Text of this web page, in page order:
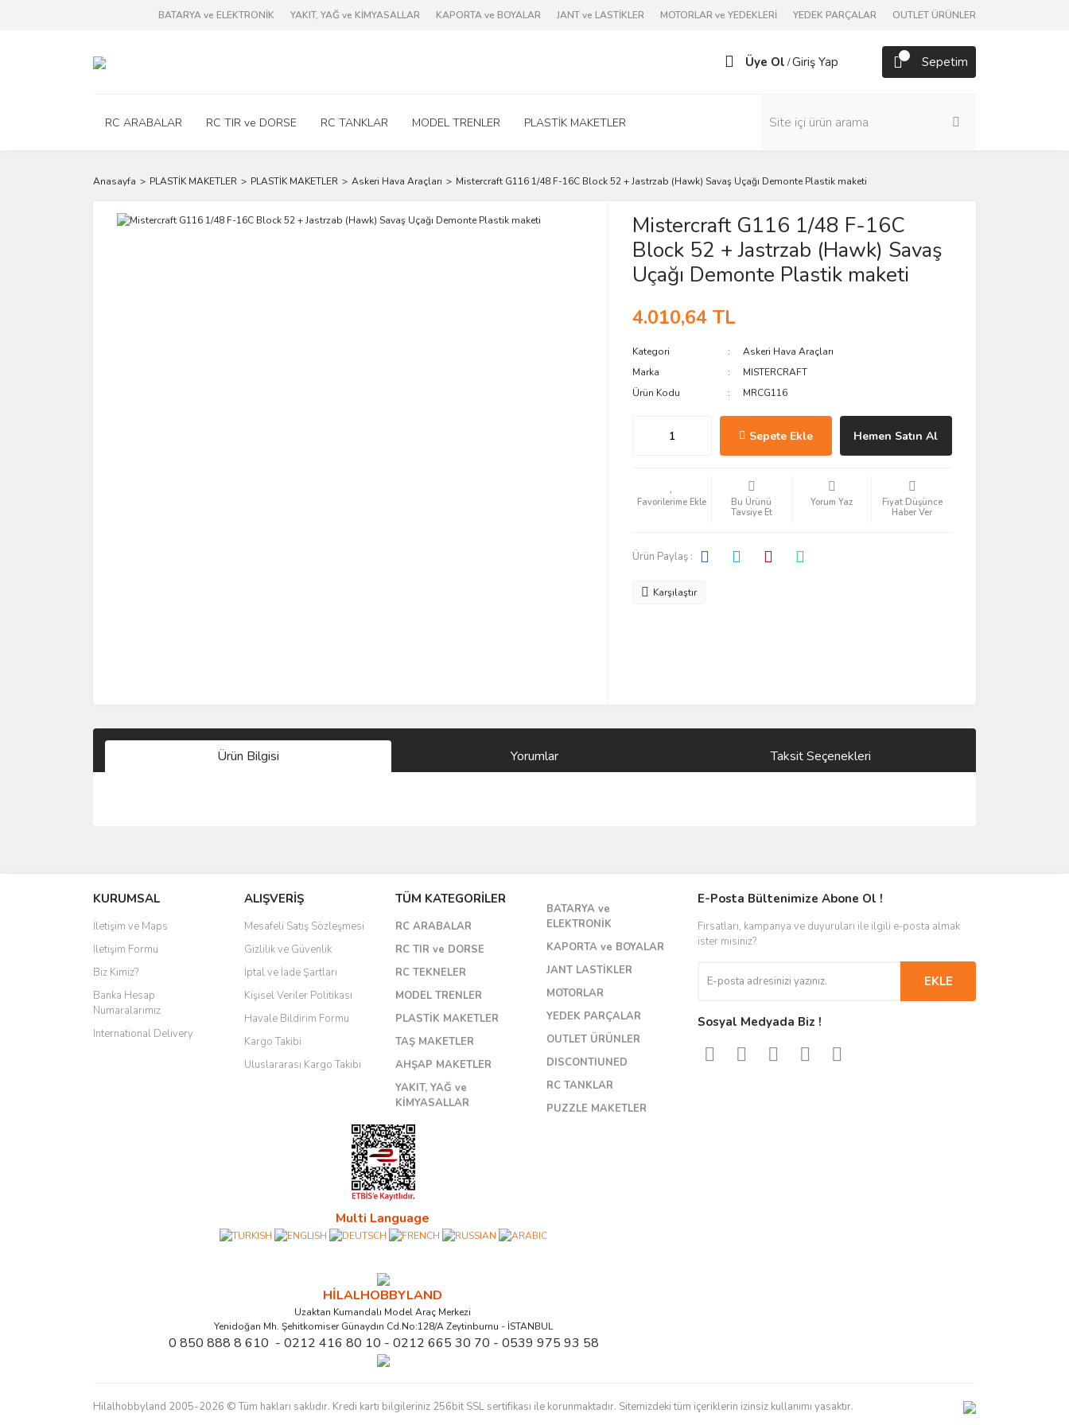
BATARYA ve ELEKTRONİK YAKIT, YAĞ ve KİMYASALLAR KAPORTA ve BOYALAR JANT ve LASTİKLER MOTORLAR ve YEDEKLERİ YEDEK PARÇALAR OUTLET ÜRÜNLER
Üye Ol /Giriş Yap Sepetim
RC ARABALAR RC TIR ve DORSE RC TANKLAR MODEL TRENLER PLASTİK MAKETLER
Anasayfa PLASTİK MAKETLER PLASTİK MAKETLER Askeri Hava Araçları Mistercraft G116 1/48 F-16C Block 52 + Jastrzab (Hawk) Savaş Uçağı Demonte Plastik maketi
Mistercraft G116 1/48 F-16C
Block 52 + Jastrzab (Hawk) Savaş
Uçağı Demonte Plastik maketi
4.010,64 TL
Kategori
Askeri Hava Araçları
Marka
MISTERCRAFT
Ürün Kodu
MRCG116
Sepete Ekle Hemen Satın Al
Bu Ürünü
Tavsiye Et
Yorum Yaz
Fiyat Düşünce
Haber Ver
Ürün Paylaş :
Karşılaştır
Ürün Bilgisi Yorumlar Taksit Seçenekleri
Yorum Yaz
KURUMSAL
İletişim ve Maps
İletişim Formu
Biz Kimiz?
Banka Hesap
Numaralarımız
International Delivery
ALIŞVERİŞ
Mesafeli Satış Sözleşmesi
Gizlilik ve Güvenlik
İptal ve İade Şartları
Kişisel Veriler Politikası
Havale Bildirim Formu
Kargo Takibi
Uluslararası Kargo Takibi
TÜM KATEGORİLER
RC ARABALAR
RC TIR ve DORSE
RC TEKNELER
MODEL TRENLER
PLASTİK MAKETLER
TAŞ MAKETLER
AHŞAP MAKETLER
YAKIT, YAĞ ve
KİMYASALLAR
BATARYA ve
ELEKTRONİK
KAPORTA ve BOYALAR
JANT LASTİKLER
MOTORLAR
YEDEK PARÇALAR
OUTLET ÜRÜNLER
DISCONTIUNED
RC TANKLAR
PUZZLE MAKETLER
Multi Language
HİLALHOBBYLAND
Uzaktan Kumandalı Model Araç Merkezi
Yenidoğan Mh. Şehitkomiser Günaydın Cd.No:128/A Zeytinburnu - İSTANBUL
0 850 888 8 610 - 0212 416 80 10 - 0212 665 30 70 - 0539 975 93 58
E-Posta Bültenimize Abone Ol !
Fırsatları, kampanya ve duyuruları ile ilgili e-posta almak
ister misiniz?
EKLE
Sosyal Medyada Biz !
Hilalhobbyland 2005-2026 © Tüm hakları saklıdır. Kredi kartı bilgileriniz 256bit SSL sertifikası ile korunmaktadır. Sitemizdeki tüm içeriklerin izinsiz kullanımı yasaktır.